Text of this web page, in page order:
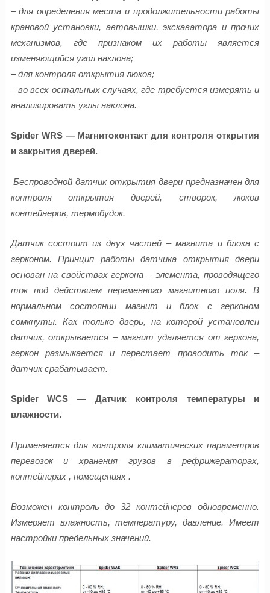
– для определения места и продолжительности работы
крановой установки, автовышки, экскаватора и прочих
механизмов, где признаком их работы является
изменяющийся угол наклона;
– для контроля открытия люков;
– во всех остальных случаях, где требуется измерять и
анализировать углы наклона.
Spider WRS — Магнитоконтакт для контроля открытия
и закрытия дверей.
Беспроводной датчик открытия двери предназначен для
контроля открытия дверей, створок, люков
контейнеров, термобудок.
Датчик состоит из двух частей – магнита и блока с
герконом. Принцип работы датчика открытия двери
основан на свойствах геркона – элемента, проводящего
ток под действием переменного магнитного поля. В
нормальном состоянии магнит и блок с герконом
сомкнуты. Как только дверь, на которой установлен
датчик, открывается – магнит удаляется от геркона,
геркон размыкается и перестает проводить ток –
датчик срабатывает.
Spider WCS — Датчик контроля температуры и
влажности.
Применяется для контроля климатических параметров
перевозок и хранения грузов в рефрижераторах,
контейнерах , помещениях .
Возможен контроль до 32 контейнеров одновременно.
Измеряет влажность, температуру, давление. Имеет
настройки предельных значений.